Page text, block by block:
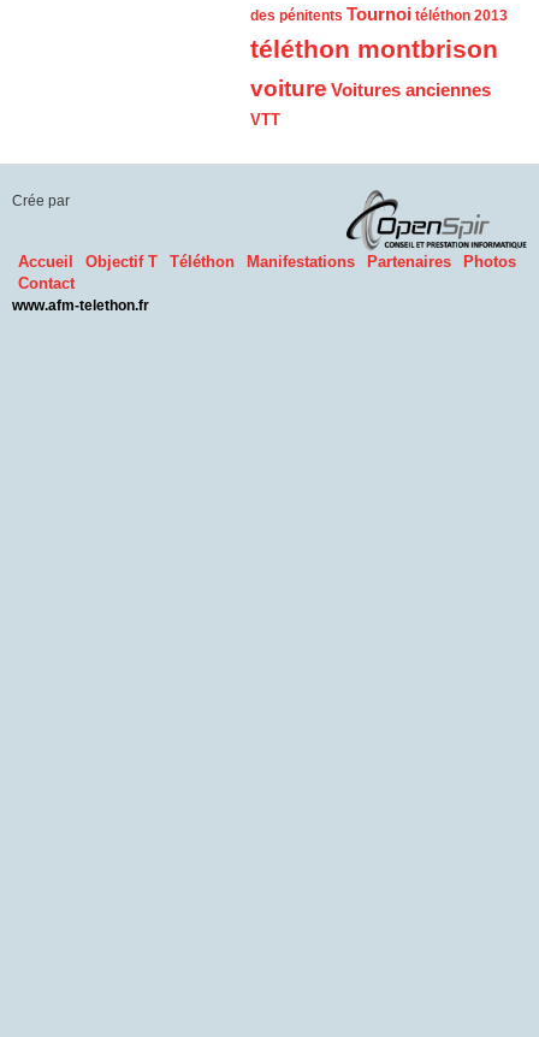
des pénitents Tournoi téléthon 2013
téléthon montbrison
voiture Voitures anciennes
VTT
Crée par
Accueil Objectif T Téléthon Manifestations Partenaires
Photos
Contact
www.afm-telethon.fr